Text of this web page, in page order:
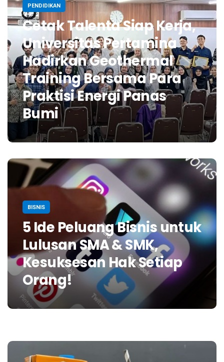
PENDIDIKAN
Cetak Talenta Siap Kerja,
Universitas Pertamina
Hadirkan Geothermal
Training Bersama Para
Praktisi Energi Panas
Bumi
BISNIS
5 Ide Peluang Bisnis untuk
Lulusan SMA & SMK,
Kesuksesan Hak Setiap
Orang!